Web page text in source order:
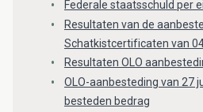
Federale staatsschuld per
Resultaten van de
Schatkistcertificaten van
Resultaten OLO
OLO-aanbesteding van 27
besteden bedrag